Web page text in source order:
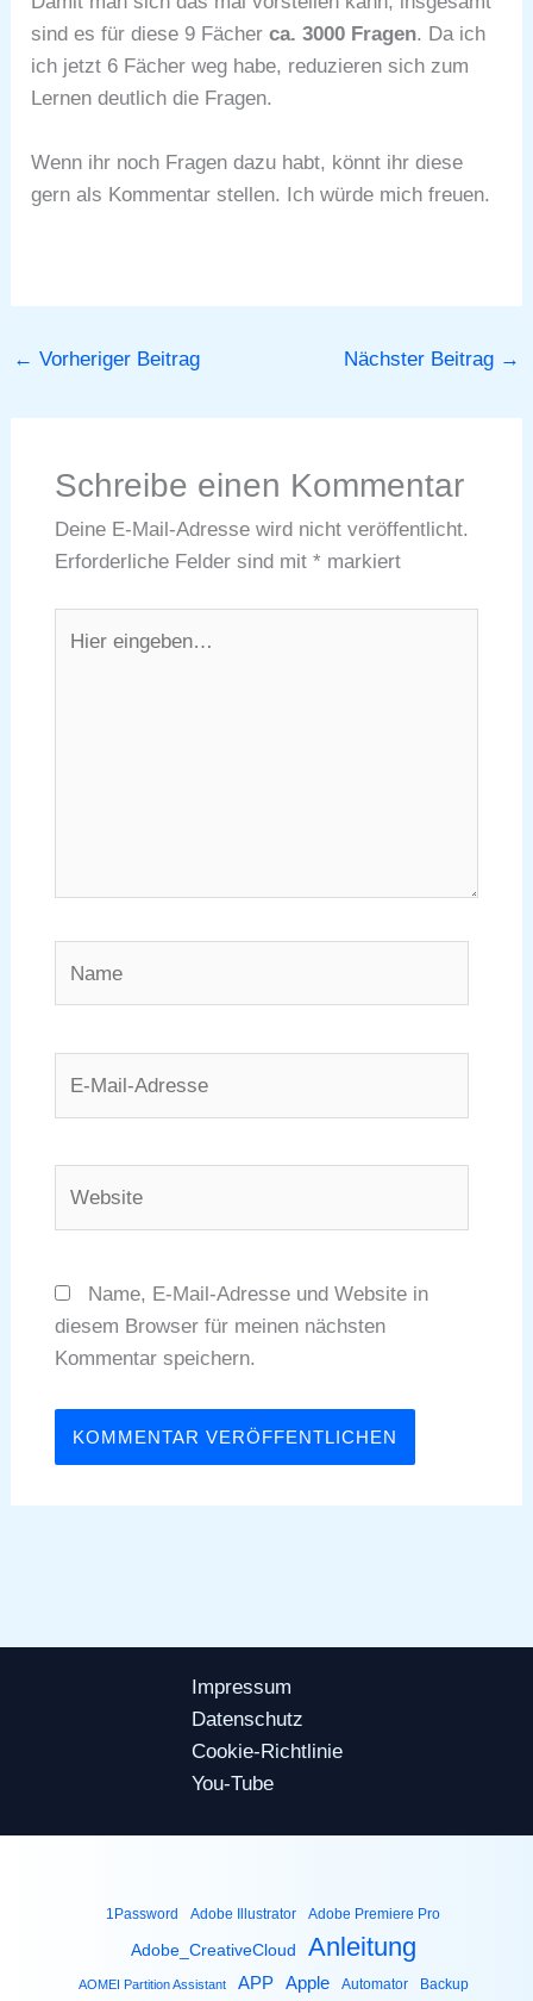
sind es für diese 9 Fächerca. 3000 Fragen. Da ich
ich jetzt 6 Fächer weg habe, reduzieren sich zum
Lernen deutlich die Fragen.
Wenn ihr noch Fragen dazu habt, könnt ihr diese
gern als Kommentar stellen. Ich würde mich freuen.
← Vorheriger Beitrag Nächster Beitrag →
Schreibe einen Kommentar
Deine E-Mail-Adresse wird nicht veröffentlicht.
Erforderliche Felder sind mit * markiert
eingeben…
Mail-
Name, E-Mail-Adresse und Website in
diesem Browser für meinen nächsten
Kommentar speichern.
Impressum
Datenschutz
Cookie-Richtlinie
You-Tube
1Password Adobe Illustrator Adobe Premiere Pro
Adobe_CreativeCloud Anleitung
AOMEI Partition Assistant APP Apple Automator Backup